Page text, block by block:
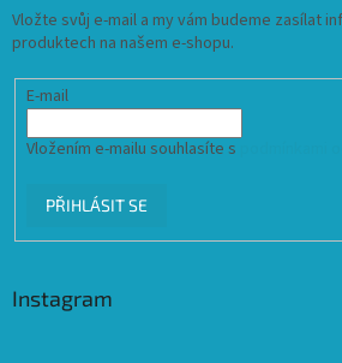
Vložte svůj e-mail a my vám budeme zasílat
produktech na našem e-shopu.
E-mail
Vložením e-mailu souhlasíte s
PŘIHLÁSIT SE
Instagram